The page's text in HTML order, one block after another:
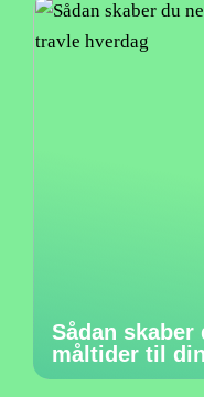
Sådan skaber
måltider til